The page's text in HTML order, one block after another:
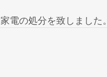
電の処分を致しました。